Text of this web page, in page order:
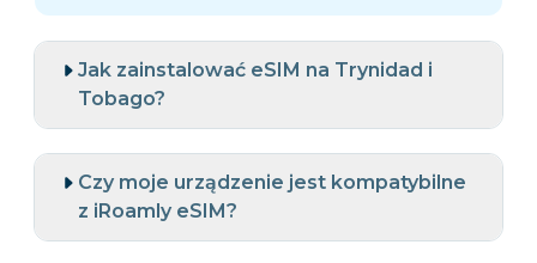
Jak zainstalować eSIM na Trynidad i
Tobago?
Czy moje urządzenie jest kompatybilne
z iRoamly eSIM?